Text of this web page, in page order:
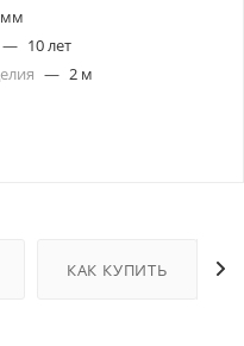
мм
— 10 лет
— 2 м
КАК КУПИТЬ